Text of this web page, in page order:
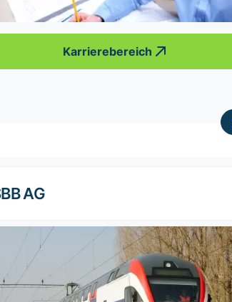
Karrierebereich
AG